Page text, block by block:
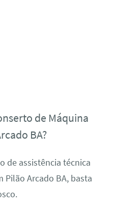
de Máquina
BA?
de assistência técnica
Pilão Arcado BA, basta